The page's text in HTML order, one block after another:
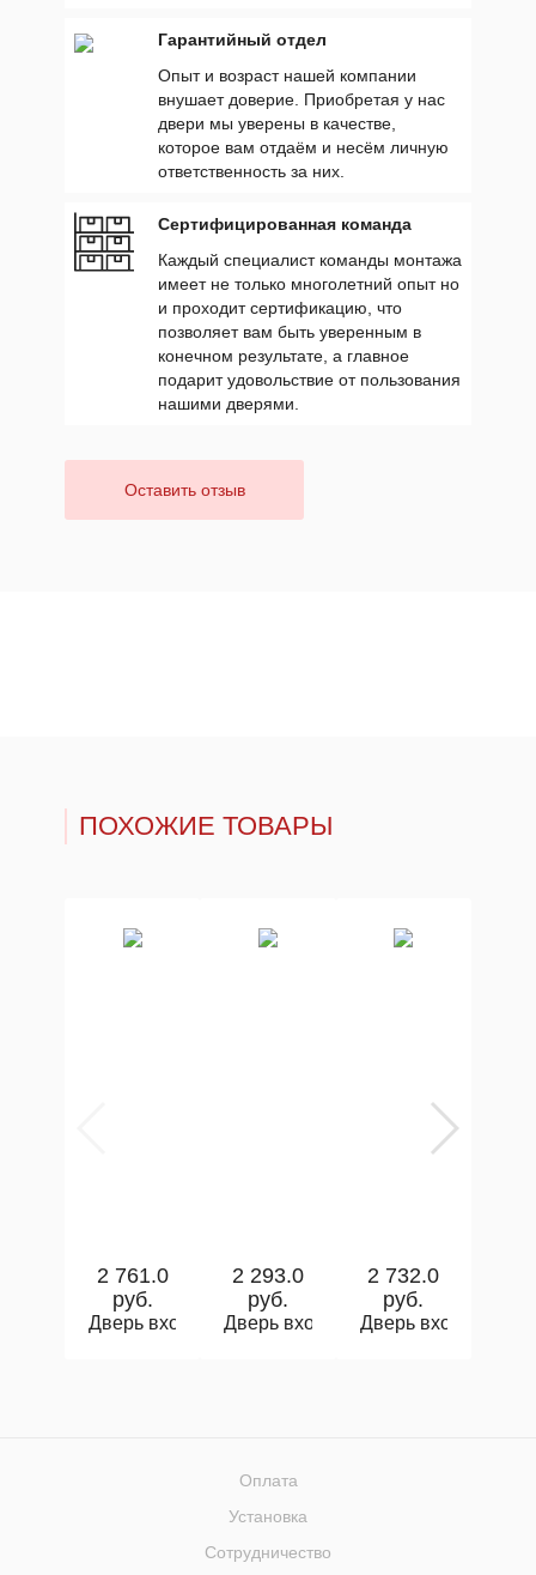
Гарантийный отдел
Опыт и возраст нашей компании
внушает доверие. Приобретая у нас
двери мы уверены в качестве,
которое вам отдаём и несём личную
ответственность за них.
Сертифицированная команда
Каждый специалист команды монтажа
имеет не только многолетний опыт но
и проходит сертификацию, что
позволяет вам быть уверенным в
конечном результате, а главное
подарит удовольствие от пользования
нашими дверями.
Оставить отзыв
ПОХОЖИЕ ТОВАРЫ
2 761.0
руб.
Дверь входная металлическая Металюкс AG6038
2 293.0
руб.
Дверь входная металлическая
2 732.0
руб.
Дверь входная
Оплата
Установка
Сотрудничество